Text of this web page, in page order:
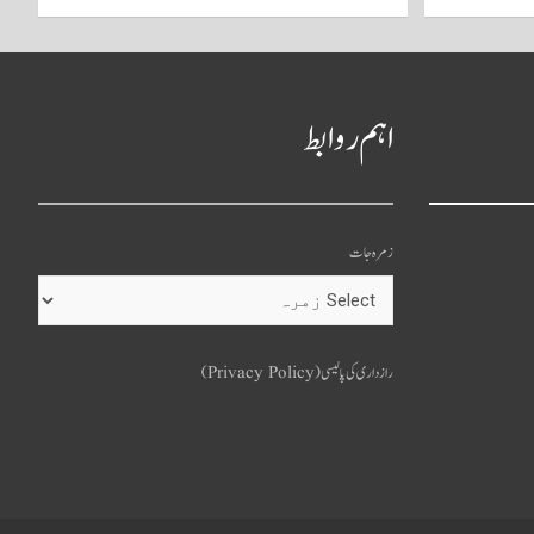
اہم روابط
زمرہ جات
رازداری کی پالیسی (Privacy Policy)